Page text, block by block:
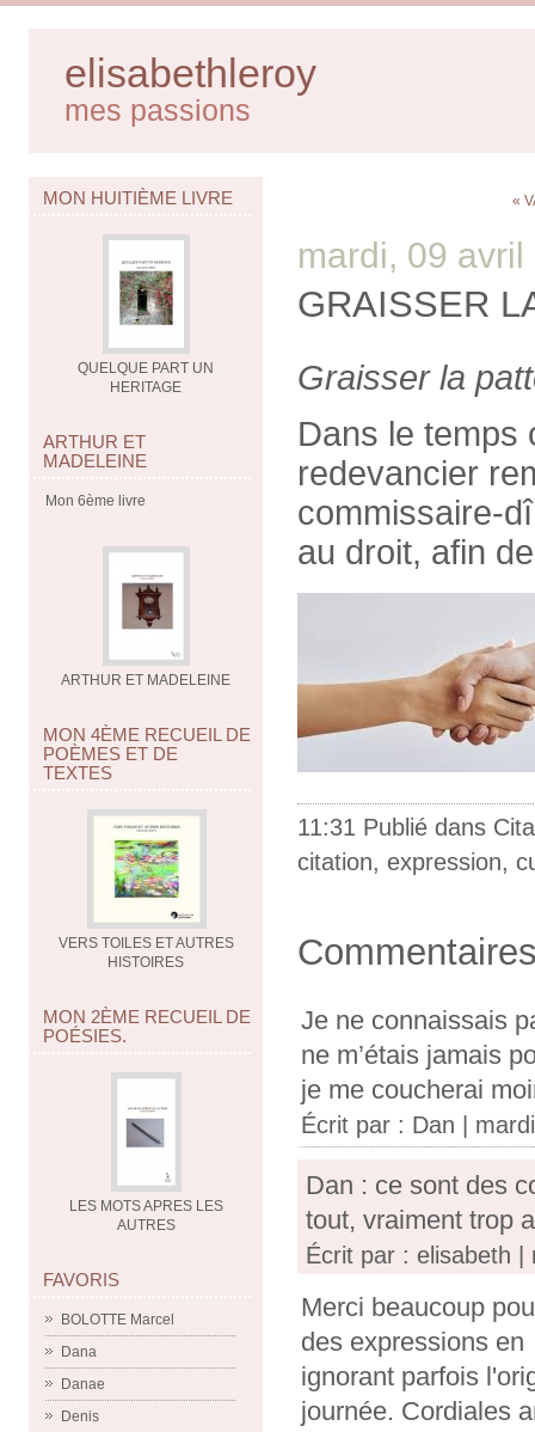
elisabethleroy
mes passions
MON HUITIÈME LIVRE
QUELQUE PART UN
HERITAGE
ARTHUR ET
MADELEINE
Mon 6ème livre
ARTHUR ET MADELEINE
MON 4ÈME RECUEIL DE
POÈMES ET DE
TEXTES
VERS TOILES ET AUTRES
HISTOIRES
MON 2ÈME RECUEIL DE
POÉSIES.
LES MOTS APRES LES
AUTRES
FAVORIS
BOLOTTE Marcel
Dana
Danae
Denis
«
mardi, 09 avril
GRAISSER
Graisser la
Dans le temps
redevancier
commissaire-
au droit, afin
11:31 Publié dans
citation, expression,
Je ne connaissais
ne m’étais jamais
je me coucherai
Écrit par : Dan |
Dan : ce sont des
tout, vraiment trop
Écrit par : elisabeth |
Merci beaucoup
des expressions en
ignorant parfois
journée. Cordiales